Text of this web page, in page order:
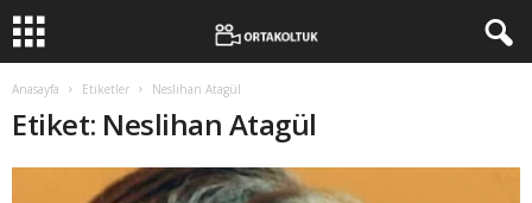
Anasayfa Etiketler Neslihan Atagül
Etiket: Neslihan Atagül